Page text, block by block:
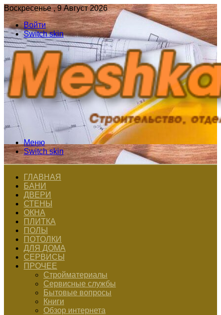
Воскресенье , 9 Август 2026
Войти
Switch skin
Меню
Switch skin
ГЛАВНАЯ
БАНИ
ДВЕРИ
СТЕНЫ
ОКНА
ПЛИТКА
ПОЛЫ
ПОТОЛКИ
ДЛЯ ДОМА
СЕРВИСЫ
ПРОЧЕЕ
Стройматериалы
Сервисные службы
Бытовые вопросы
Книги
Обзор интернета